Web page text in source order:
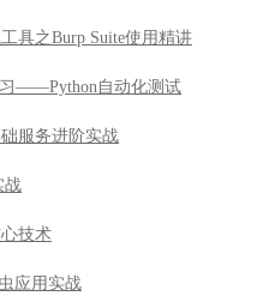
具之Burp Suite使用精讲
习——Python自动化测试
服务进阶实战
战
技术
应用实战